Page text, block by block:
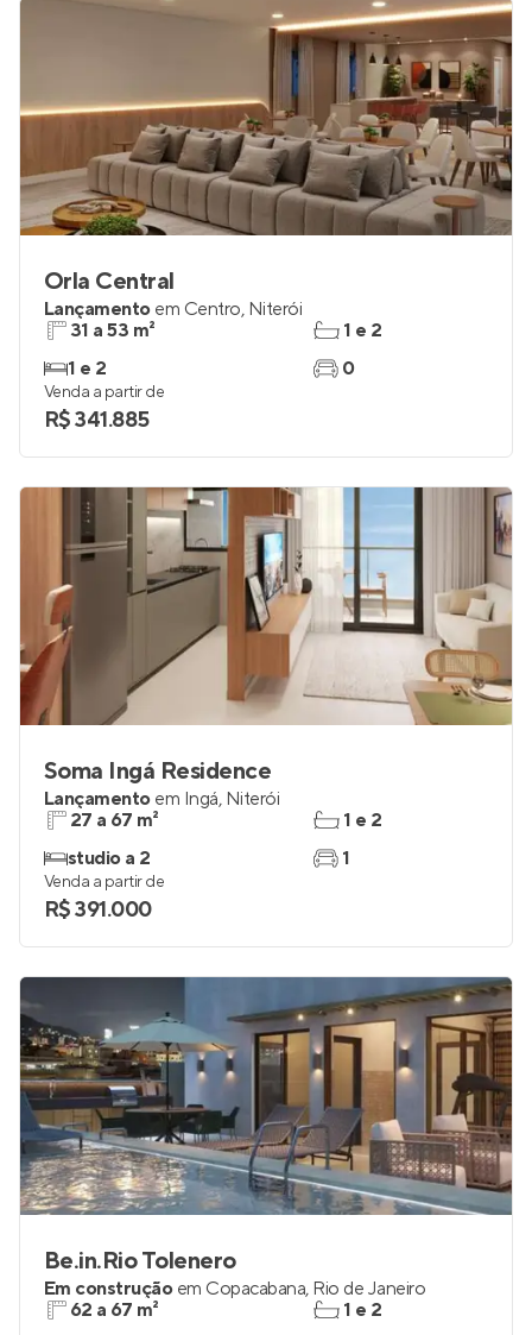
Orla Central
Lançamento em Centro, Niterói
31 a 53 m²
1 e 2
1 e 2
0
Venda a partir de
R$ 341.885
Soma Ingá Residence
Lançamento em Ingá, Niterói
27 a 67 m²
studio a 2
1 e 2
1
Venda a partir de
R$ 391.000
Be.in.Rio Tolenero
Em construção em Copacabana, Rio de Janeiro
62 a 67 m²
1 e 2